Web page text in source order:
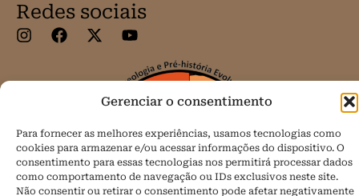
Gerenciar o consentimento
Para fornecer as melhores experiências, usamos tecnologias como
cookies para armazenar e/ou acessar informações do dispositivo. O
consentimento para essas tecnologias nos permitirá processar dados
como comportamento de navegação ou IDs exclusivos neste site.
Não consentir ou retirar o consentimento pode afetar negativamente
Redes sociais